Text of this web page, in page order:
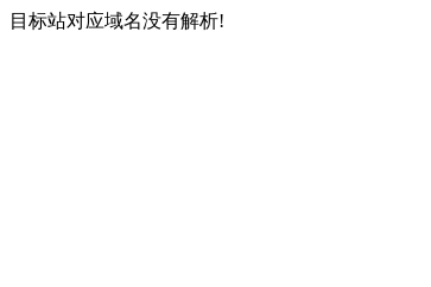
目标站对应域名没有解析!